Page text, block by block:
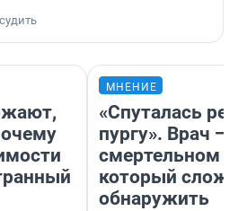
МНЕНИЕ
«Спуталась
пургу». Врач —
смертельном
который
обнаружить